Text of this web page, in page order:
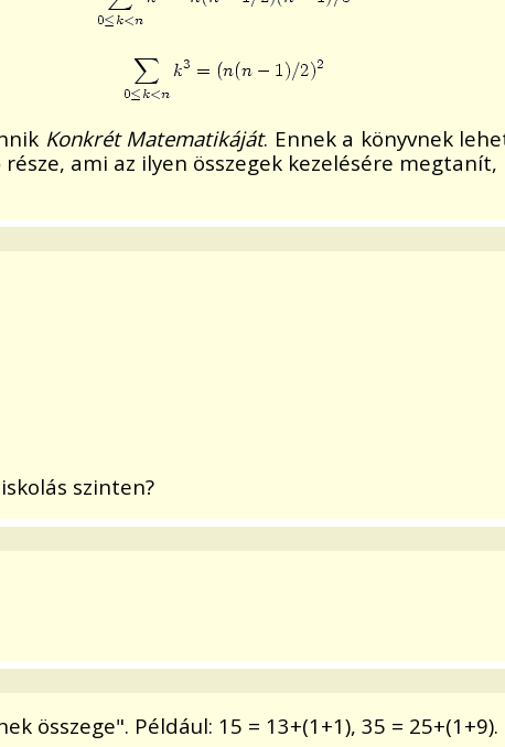
Konkrét Matematikáját. Ennek a könyvnek
ami az ilyen összegek kezelésére
szinten?
összege". Például: 15 = 13+(1+1), 35 =